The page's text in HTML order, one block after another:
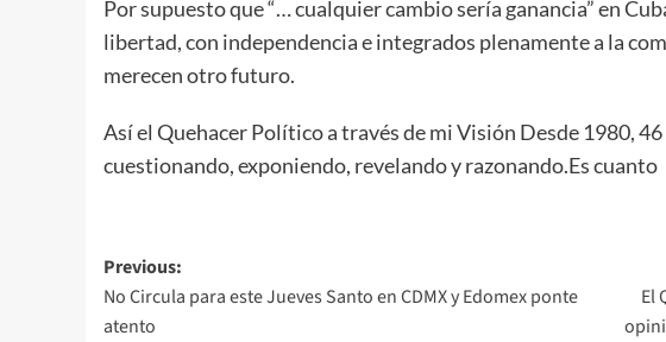
Por supuesto que “… cualquier cambio sería ganancia” en
libertad, con independencia e integrados plenamente a la
merecen otro futuro.
Así el Quehacer Político a través de mi Visión Desde 1980,
cuestionando, exponiendo, revelando y razonando.Es cuanto
Post
navigation
Previous:
No Circula para este Jueves Santo en CDMX y Edomex ponte
atento
El